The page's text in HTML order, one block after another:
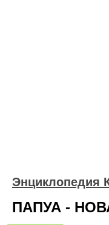
Энциклопедия
ПАПУА -